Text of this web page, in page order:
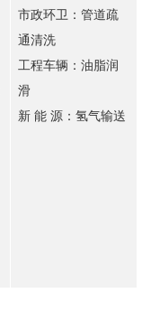
市政环卫：管道疏
通清洗
工程车辆：油脂润
滑
新 能 源：氢气输送